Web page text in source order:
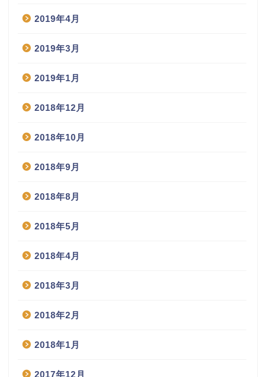
2019年4月
2019年3月
2019年1月
2018年12月
2018年10月
2018年9月
2018年8月
2018年5月
2018年4月
2018年3月
2018年2月
2018年1月
2017年12月